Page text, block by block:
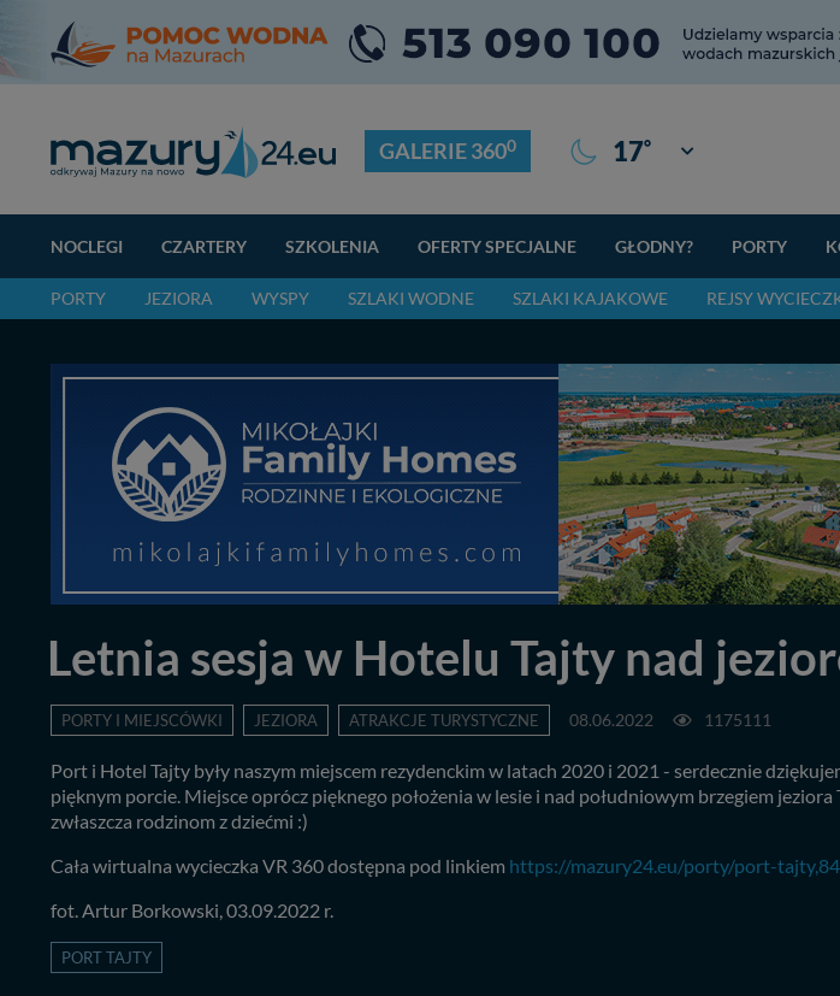
GALERIE 3600 17° Giżycko
NOCLEGI CZARTERY SZKOLENIA OFERTY SPECJALNE GŁODNY? PORTY
PORTY JEZIORA WYSPY SZLAKI WODNE SZLAKI KAJAKOWE REJSY
Letnia sesja w Hotelu Tajty nad
PORTY I MIEJSCÓWKI JEZIORA ATRAKCJE TURYSTYCZNE 08.06.2022 1175111
Port i Hotel Tajty były naszym miejscem rezydenckim w latach 2020 i 2021 - serdecznie
pięknym porcie. Miejsce oprócz pięknego położenia w lesie i nad południowym brzegiem
zwłaszcza rodzinom z dziećmi :)
Cała wirtualna wycieczka VR 360 dostępna pod linkiem https://mazury24.eu/porty/port-
fot. Artur Borkowski, 03.09.2022 r.
PORT TAJTY